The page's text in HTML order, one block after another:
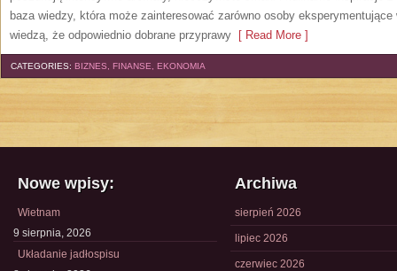
baza wiedzy, która może zainteresować zarówno osoby
wiedzą, że odpowiednio dobrane przyprawy [ Read More ]
CATEGORIES: BIZNES, FINANSE, EKONOMIA
Nowe wpisy:
Wietnam
9 sierpnia, 2026
Układanie jadłospisu
Archiwa
sierpień 2026
lipiec 2026
czerwiec 2026